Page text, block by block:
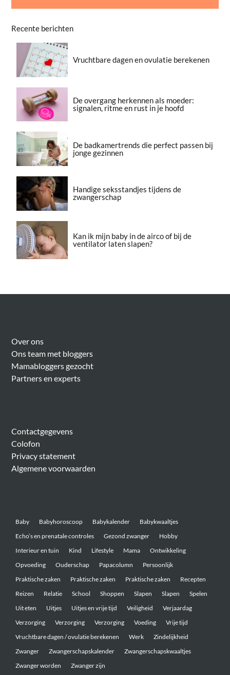
Recente berichten
Vruchtbare dagen en ovulatie berekenen
De overgang herkennen als moeder:
signalen, ritme en rust in je hoofd
De badkamertrends die perfect passen bij
jonge gezinnen
Handige seksstandjes tijdens de
zwangerschap
Kan ik mijn baby in de airco of bij de
ventilator laten slapen?
Over ons
Ons team met bloggers
Mamabloggers gezocht
Partners en experts
Contactgegevens
Colofon
Privacy statement
Algemene voorwaarden
Baby Babyhoroscoop Babykalender
Babykwaaltjes
Echo’s en prenatale controles
Gezond zwanger
Hobby
Interieur en tuin
Kind Lifestyle Mama
Ontwikkeling
Opvoeding
Ouderschap Papacolumn
Persoonlijk
Praktische zaken
Praktische zaken Praktische zaken
Recepten
Reizen
Relatie School Shoppen Slapen Slapen
Spelen
Uit eten
Uitjes Uitjes en vrije tijd Veiligheid
Verjaardag
Verzorging
Verzorging Verzorging Voeding
Vrije tijd
Vruchtbare dagen / ovulatie berekenen
Werk
Zindelijkheid
Zwanger
Zwangerschapskalender
Zwangerschapskwaaltjes
Zwanger worden
Zwanger zijn